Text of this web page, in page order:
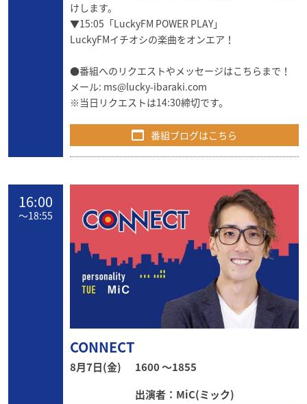
けします。
▼15:05「LuckyFM POWER PLAY」
LuckyFMイチオシの楽曲をオンエア！
●番組へのリクエストやメッセージはこちらまで！
メール: ms@lucky-ibaraki.com
※当日リクエストは14:30締切です。
番組ブログはこちら
16:00
〜18:55
CONNECT
8月7日(金)
1600 〜1855
出演者：MiC(ミック)